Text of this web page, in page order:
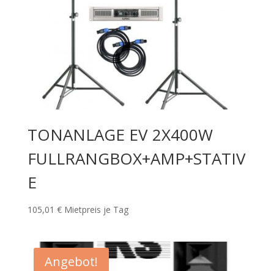
TONANLAGE EV 2X400W
FULLRANGBOX+AMP+STATIV
E
105,01 € Mietpreis je Tag
Angebot!